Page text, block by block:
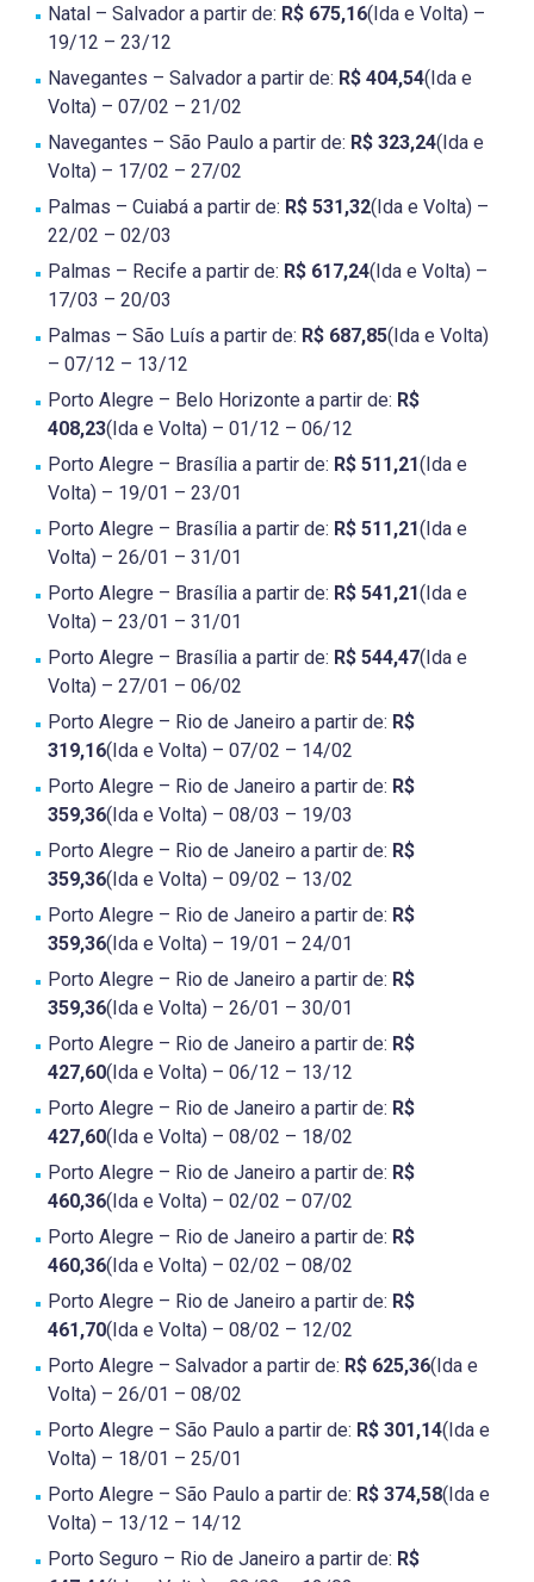
Natal – Salvador a partir de: R$ 675,16(Ida e Volta) –
19/12 – 23/12
Navegantes – Salvador a partir de: R$ 404,54(Ida e
Volta) – 07/02 – 21/02
Navegantes – São Paulo a partir de: R$ 323,24(Ida e
Volta) – 17/02 – 27/02
Palmas – Cuiabá a partir de: R$ 531,32(Ida e Volta) –
22/02 – 02/03
Palmas – Recife a partir de: R$ 617,24(Ida e Volta) –
17/03 – 20/03
Palmas – São Luís a partir de: R$ 687,85(Ida e Volta)
– 07/12 – 13/12
Porto Alegre – Belo Horizonte a partir de: R$
408,23(Ida e Volta) – 01/12 – 06/12
Porto Alegre – Brasília a partir de: R$ 511,21(Ida e
Volta) – 19/01 – 23/01
Porto Alegre – Brasília a partir de: R$ 511,21(Ida e
Volta) – 26/01 – 31/01
Porto Alegre – Brasília a partir de: R$ 541,21(Ida e
Volta) – 23/01 – 31/01
Porto Alegre – Brasília a partir de: R$ 544,47(Ida e
Volta) – 27/01 – 06/02
Porto Alegre – Rio de Janeiro a partir de: R$
319,16(Ida e Volta) – 07/02 – 14/02
Porto Alegre – Rio de Janeiro a partir de: R$
359,36(Ida e Volta) – 08/03 – 19/03
Porto Alegre – Rio de Janeiro a partir de: R$
359,36(Ida e Volta) – 09/02 – 13/02
Porto Alegre – Rio de Janeiro a partir de: R$
359,36(Ida e Volta) – 19/01 – 24/01
Porto Alegre – Rio de Janeiro a partir de: R$
359,36(Ida e Volta) – 26/01 – 30/01
Porto Alegre – Rio de Janeiro a partir de: R$
427,60(Ida e Volta) – 06/12 – 13/12
Porto Alegre – Rio de Janeiro a partir de: R$
427,60(Ida e Volta) – 08/02 – 18/02
Porto Alegre – Rio de Janeiro a partir de: R$
460,36(Ida e Volta) – 02/02 – 07/02
Porto Alegre – Rio de Janeiro a partir de: R$
460,36(Ida e Volta) – 02/02 – 08/02
Porto Alegre – Rio de Janeiro a partir de: R$
461,70(Ida e Volta) – 08/02 – 12/02
Porto Alegre – Salvador a partir de: R$ 625,36(Ida e
Volta) – 26/01 – 08/02
Porto Alegre – São Paulo a partir de: R$ 301,14(Ida e
Volta) – 18/01 – 25/01
Porto Alegre – São Paulo a partir de: R$ 374,58(Ida e
Volta) – 13/12 – 14/12
Porto Seguro – Rio de Janeiro a partir de: R$